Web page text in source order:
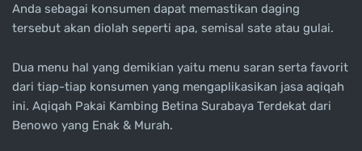
Anda sebagai konsumen dapat memastikan daging
tersebut akan diolah seperti apa, semisal sate atau gulai.
Dua menu hal yang demikian yaitu menu saran serta favorit
dari tiap-tiap konsumen yang mengaplikasikan jasa aqiqah
ini. Aqiqah Pakai Kambing Betina Surabaya Terdekat dari
Benowo yang Enak & Murah.